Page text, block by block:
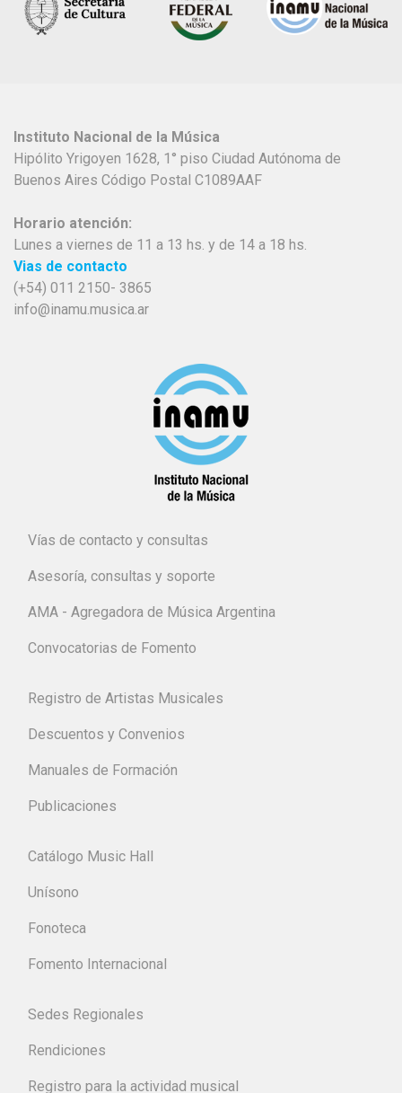
Instituto Nacional de la Música
Hipólito Yrigoyen 1628, 1° piso Ciudad Autónoma de
Buenos Aires Código Postal C1089AAF
Horario atención:
Lunes a viernes de 11 a 13 hs. y de 14 a 18 hs.
Vias de contacto
(+54) 011 2150- 3865
info@inamu.musica.ar
Vías de contacto y consultas
Asesoría, consultas y soporte
AMA - Agregadora de Música Argentina
Convocatorias de Fomento
Registro de Artistas Musicales
Descuentos y Convenios
Manuales de Formación
Publicaciones
Catálogo Music Hall
Unísono
Fonoteca
Fomento Internacional
Sedes Regionales
Rendiciones
Registro para la actividad musical